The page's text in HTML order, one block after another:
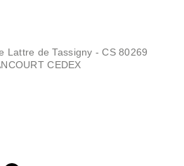
Lattre de Tassigny - CS 80269
CEDEX